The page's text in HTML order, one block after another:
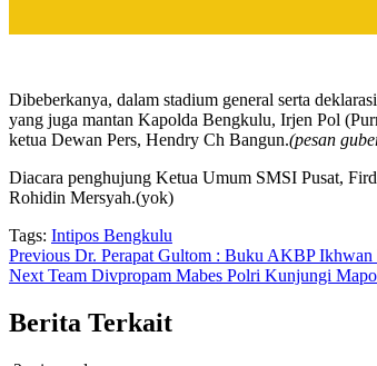
Dibeberkanya, dalam stadium general serta
yang juga mantan Kapolda Bengkulu, Irjen Pol
ketua Dewan Pers, Hendry Ch Bangun.(pesan
Diacara penghujung Ketua Umum SMSI Pusat,
Rohidin Mersyah.(yok)
Tags: Intipos Bengkulu
Post
navigation
Previous Dr. Perapat Gultom : Buku AKBP Ikhwan
Next Team Divpropam Mabes Polri Kunjungi
Berita Terkait